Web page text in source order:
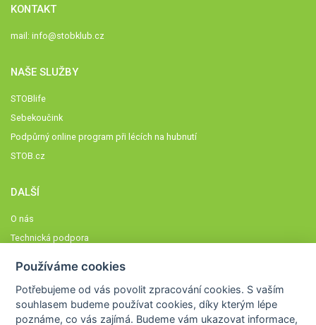
KONTAKT
mail: info@stobklub.cz
NAŠE SLUŽBY
STOBlife
Sebekoučink
Podpůrný online program při lécích na hubnutí
STOB.cz
DALŠÍ
O nás
Technická podpora
Členové STOBklubu
Zásady nakládání s osobními údaji
Používáme cookies
Potřebujeme od vás povolit zpracování cookies. S vaším
souhlasem budeme používat cookies, díky kterým lépe
poznáme,co vás zajímá. Budeme vám ukazovat informace,